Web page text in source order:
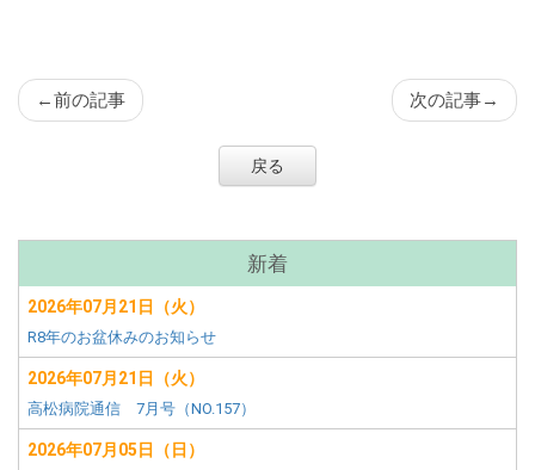
←前の記事 次の記事→
戻る
ブ
メ
ニ
ュ
ー
新着
2026年07月21日（火）
R8年のお盆休みのお知らせ
2026年07月21日（火）
高松病院通信 7月号（NO.157）
2026年07月05日（日）